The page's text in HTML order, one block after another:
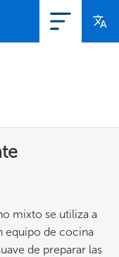
mixto se utiliza a
equipo de cocina
de preparar las